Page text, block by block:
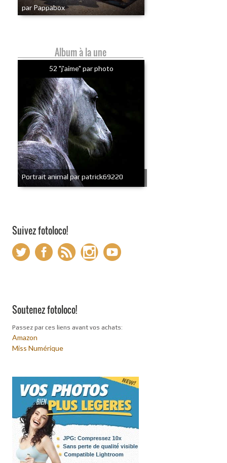
par Pappabox
Album à la une
52 "j'aime" par photo
Portrait animal par patrick69220
Suivez fotoloco!
Soutenez fotoloco!
Passez par ces liens avant vos achats:
Amazon
Miss Numérique